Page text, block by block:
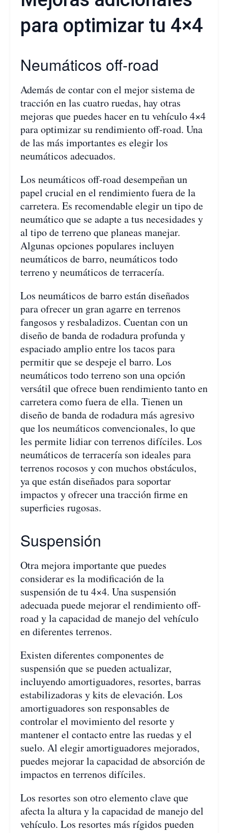
para optimizar tu 4×4
Neumáticos off-road
Además de contar con el mejor sistema de
tracción en las cuatro ruedas, hay otras
mejoras que puedes hacer en tu vehículo 4×4
para optimizar su rendimiento off-road. Una
de las más importantes es elegir los
neumáticos adecuados.
Los neumáticos off-road desempeñan un
papel crucial en el rendimiento fuera de la
carretera. Es recomendable elegir un tipo de
neumático que se adapte a tus necesidades y
al tipo de terreno que planeas manejar.
Algunas opciones populares incluyen
neumáticos de barro, neumáticos todo
terreno y neumáticos de terracería.
Los neumáticos de barro están diseñados
para ofrecer un gran agarre en terrenos
fangosos y resbaladizos. Cuentan con un
diseño de banda de rodadura profunda y
espaciado amplio entre los tacos para
permitir que se despeje el barro. Los
neumáticos todo terreno son una opción
versátil que ofrece buen rendimiento tanto en
carretera como fuera de ella. Tienen un
diseño de banda de rodadura más agresivo
que los neumáticos convencionales, lo que
les permite lidiar con terrenos difíciles. Los
neumáticos de terracería son ideales para
terrenos rocosos y con muchos obstáculos,
ya que están diseñados para soportar
impactos y ofrecer una tracción firme en
superficies rugosas.
Suspensión
Otra mejora importante que puedes
considerar es la modificación de la
suspensión de tu 4×4. Una suspensión
adecuada puede mejorar el rendimiento off-
road y la capacidad de manejo del vehículo
en diferentes terrenos.
Existen diferentes componentes de
suspensión que se pueden actualizar,
incluyendo amortiguadores, resortes, barras
estabilizadoras y kits de elevación. Los
amortiguadores son responsables de
controlar el movimiento del resorte y
mantener el contacto entre las ruedas y el
suelo. Al elegir amortiguadores mejorados,
puedes mejorar la capacidad de absorción de
impactos en terrenos difíciles.
Los resortes son otro elemento clave que
afecta la altura y la capacidad de manejo del
vehículo. Los resortes más rígidos pueden